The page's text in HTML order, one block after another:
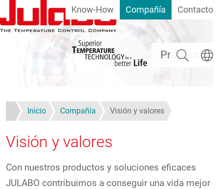
Pasar al contenido principal
Productos
Know-How Compañía Contacto
Buscar
Inicio Compañía Visión y valores
Visión y valores
Con nuestros productos y soluciones eficaces
JULABO contribuimos a conseguir una vida mejor